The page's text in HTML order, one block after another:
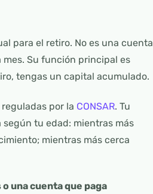
para el retiro. No es una cuenta
Su función principal es
tengas un capital acumulado.
por la CONSAR. Tu
tu edad: mientras más
mientras más cerca
una cuenta que paga